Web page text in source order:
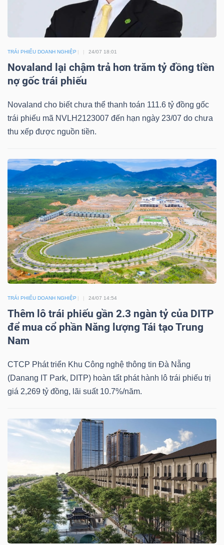
TRÁI PHIẾU DOANH NGHIỆP 24/07 18:01
Novaland lại chậm trả hơn trăm tỷ đồng tiền
nợ gốc trái phiếu
Novaland cho biết chưa thể thanh toán 111.6 tỷ đồng gốc
trái phiếu mã NVLH2123007 đến hạn ngày 23/07 do chưa
thu xếp được nguồn tiền.
TRÁI PHIẾU DOANH NGHIỆP 24/07 14:54
Thêm lô trái phiếu gần 2.3 ngàn tỷ của DITP
để mua cổ phần Năng lượng Tái tạo Trung
Nam
CTCP Phát triển Khu Công nghệ thông tin Đà Nẵng
(Danang IT Park, DITP) hoàn tất phát hành lô trái phiếu trị
giá 2,269 tỷ đồng, lãi suất 10.7%/năm.
TRUY
XUẤT
LIỆU
Ngành
VS-
SECTOR
NĂNG
LƯỢNG
NGUYÊN
VẬT
CÔNG
NGHIỆP
TIÊU
DÙNG
KHÔNG
THIẾT